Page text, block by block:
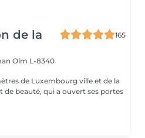
de la
165
Olm L-8340
de Luxembourg ville et de la
beauté, qui a ouvert ses portes